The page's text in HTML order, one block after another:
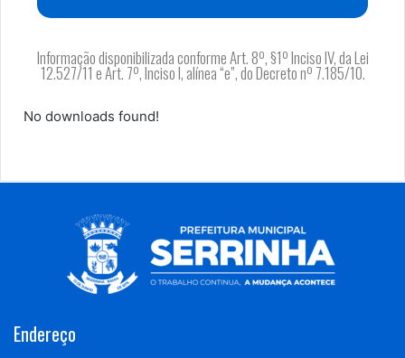
Informação disponibilizada conforme Art. 8º, §1º Inciso IV, da Lei
12.527/11 e Art. 7º, Inciso I, alínea “e”, do Decreto nº 7.185/10.
No downloads found!
Endereço